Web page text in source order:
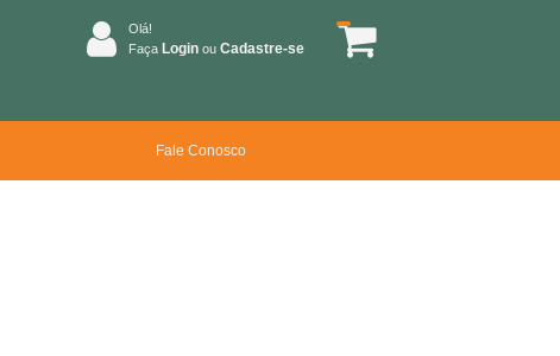
Olá!
Faça Login ou Cadastre-se
Fale Conosco